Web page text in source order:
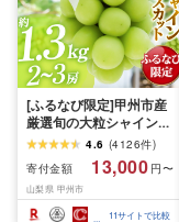
[ふるなび限定]甲州市産
厳選旬の大粒シャインマ
スカット 約1.3kg 2〜3
房[2026年発送]
(MG)B12-472 FN-
Limited-VO シャインマ
スカット フルーツ
4.6 (4126件)
寄付金額
13,000 円〜
山梨県 甲州市
11サイトで比較